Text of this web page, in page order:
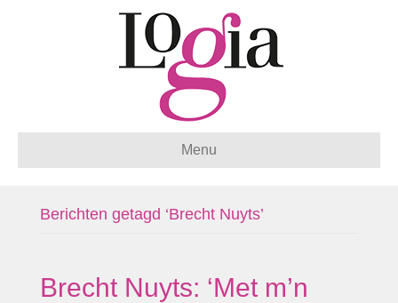
Menu
Berichten getagd ‘Brecht Nuyts’
Brecht Nuyts: ‘Met m’n